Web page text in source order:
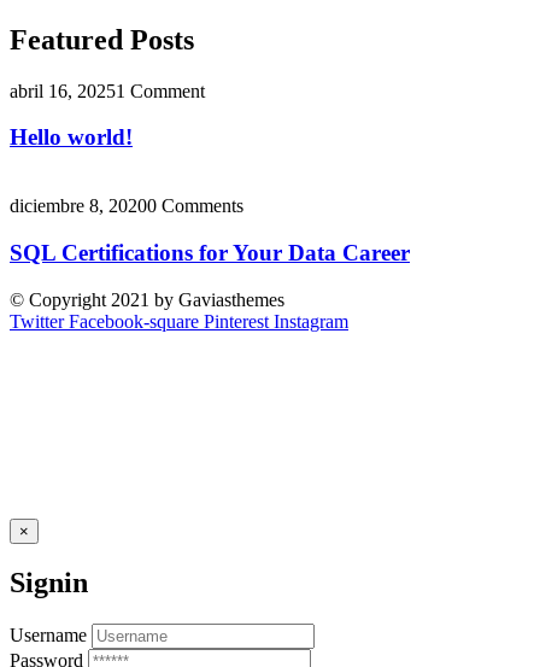
Featured Posts
abril 16, 20251 Comment
Hello world!
diciembre 8, 20200 Comments
SQL Certifications for Your Data Career
© Copyright 2021 by Gaviasthemes
Twitter Facebook-square Pinterest Instagram
×
Signin
Username
Password